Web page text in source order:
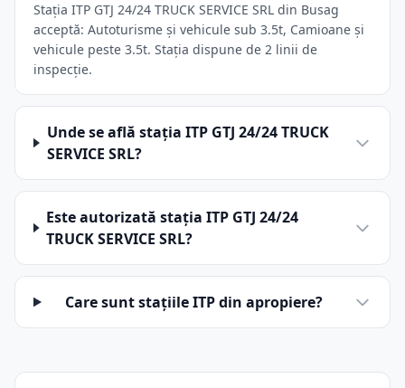
Stația ITP GTJ 24/24 TRUCK SERVICE SRL din Busag
acceptă: Autoturisme și vehicule sub 3.5t, Camioane și
vehicule peste 3.5t. Stația dispune de 2 linii de
inspecție.
Unde se află stația ITP GTJ 24/24 TRUCK
SERVICE SRL?
Este autorizată stația ITP GTJ 24/24
TRUCK SERVICE SRL?
Care sunt stațiile ITP din apropiere?